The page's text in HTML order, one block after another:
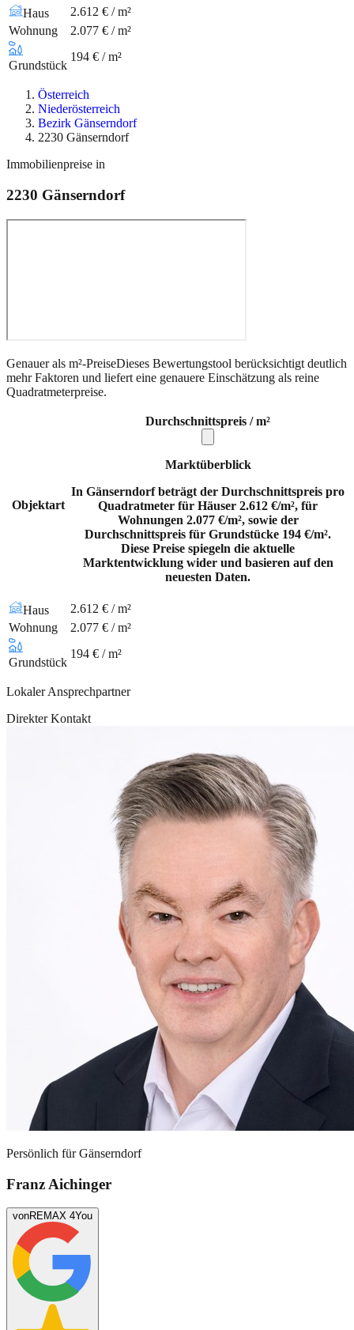
Haus
2.612 € / m²
Wohnung
2.077 € / m²
Grundstück
194 € / m²
Österreich
Niederösterreich
Bezirk Gänserndorf
2230 Gänserndorf
Immobilienpreise in
2230 Gänserndorf
Genauer als m²-PreiseDieses Bewertungstool berücksichtigt deutlich
mehr Faktoren und liefert eine genauere Einschätzung als reine
Quadratmeterpreise.
Objektart
Durchschnittspreis / m²
Marktüberblick
In Gänserndorf beträgt der Durchschnittspreis pro
Quadratmeter für Häuser 2.612 €/m², für
Wohnungen 2.077 €/m², sowie der
Durchschnittspreis für Grundstücke 194 €/m².
Diese Preise spiegeln die aktuelle
Marktentwicklung wider und basieren auf den
neuesten Daten.
Haus
2.612 € / m²
Wohnung
2.077 € / m²
Grundstück
194 € / m²
Lokaler Ansprechpartner
Direkter Kontakt
Persönlich fürGänserndorf
Franz Aichinger
vonREMAX 4You